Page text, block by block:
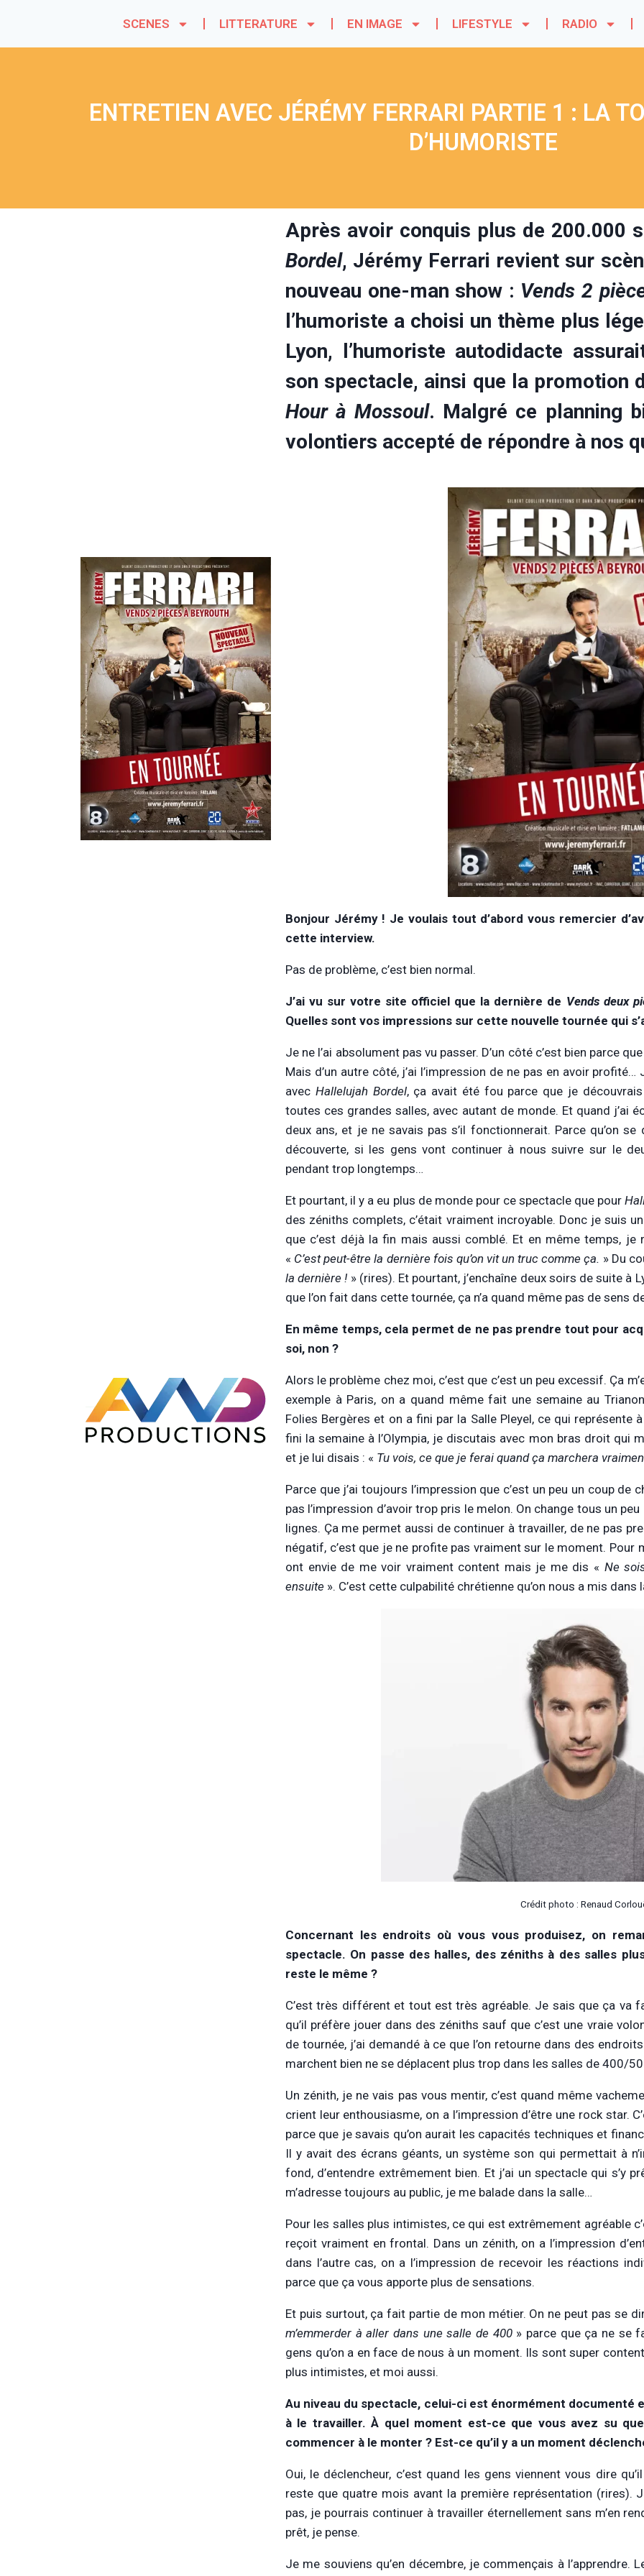
SCENES LITTERATURE EN IMAGE LIFESTYLE RADIO
ENTRETIEN AVEC JÉRÉMY FERRARI PARTIE 1 : LA
D’HUMORISTE
Après avoir conquis plus de 200.000
Bordel, Jérémy Ferrari revient sur
nouveau one-man show : Vends 2
l’humoriste a choisi un thème plus
Lyon, l’humoriste autodidacte
son spectacle, ainsi que la
Hour à Mossoul. Malgré ce planning
volontiers accepté de répondre à nos
Bonjour Jérémy ! Je voulais tout d’abord vous remercier
cette interview.
Pas de problème, c’est bien normal.
J’ai vu sur votre site officiel que la dernière de Vends deux
Quelles sont vos impressions sur cette nouvelle tournée qui
Je ne l’ai absolument pas vu passer. D’un côté c’est bien parce
Mais d’un autre côté, j’ai l’impression de ne pas en avoir
avec Hallelujah Bordel, ça avait été fou parce que je
toutes ces grandes salles, avec autant de monde. Et quand j’ai
deux ans, et je ne savais pas s’il fonctionnerait. Parce qu’on
découverte, si les gens vont continuer à nous suivre sur le
pendant trop longtemps…
Et pourtant, il y a eu plus de monde pour ce spectacle que pour
des zéniths complets, c’était vraiment incroyable. Donc je suis
que c’est déjà la fin mais aussi comblé. Et en même temps,
« C’est peut-être la dernière fois qu’on vit un truc comme ça. » Du
la dernière ! » (rires). Et pourtant, j’enchaîne deux soirs de suite à
que l’on fait dans cette tournée, ça n’a quand même pas de sens
En même temps, cela permet de ne pas prendre tout pour
soi, non ?
Alors le problème chez moi, c’est que c’est un peu excessif. Ça
exemple à Paris, on a quand même fait une semaine au
Folies Bergères et on a fini par la Salle Pleyel, ce qui représente
fini la semaine à l’Olympia, je discutais avec mon bras droit qui
et je lui disais : « Tu vois, ce que je ferai quand ça marchera
Parce que j’ai toujours l’impression que c’est un peu un coup de
pas l’impression d’avoir trop pris le melon. On change tous un
lignes. Ça me permet aussi de continuer à travailler, de ne pas
négatif, c’est que je ne profite pas vraiment sur le moment. Pour
ont envie de me voir vraiment content mais je me dis « Ne
ensuite ». C’est cette culpabilité chrétienne qu’on nous a mis
Crédit photo : Renaud
Concernant les endroits où vous vous produisez, on
spectacle. On passe des halles, des zéniths à des salles
reste le même ?
C’est très différent et tout est très agréable. Je sais que ça va
qu’il préfère jouer dans des zéniths sauf que c’est une vraie
de tournée, j’ai demandé à ce que l’on retourne dans des
marchent bien ne se déplacent plus trop dans les salles de 400/
Un zénith, je ne vais pas vous mentir, c’est quand même
crient leur enthousiasme, on a l’impression d’être une rock star.
parce que je savais qu’on aurait les capacités techniques et
Il y avait des écrans géants, un système son qui permettait à
fond, d’entendre extrêmement bien. Et j’ai un spectacle qui s’y
m’adresse toujours au public, je me balade dans la salle…
Pour les salles plus intimistes, ce qui est extrêmement agréable
reçoit vraiment en frontal. Dans un zénith, on a l’impression
dans l’autre cas, on a l’impression de recevoir les réactions
parce que ça vous apporte plus de sensations.
Et puis surtout, ça fait partie de mon métier. On ne peut pas se
m’emmerder à aller dans une salle de 400» parce que ça ne se
gens qu’on a en face de nous à un moment. Ils sont super
plus intimistes, et moi aussi.
Au niveau du spectacle, celui-ci est énormément documenté
à le travailler. À quel moment est-ce que vous avez su
commencer à le monter ? Est-ce qu’il y a un moment
Oui, le déclencheur, c’est quand les gens viennent vous dire
reste que quatre mois avant la première représentation (rires).
pas, je pourrais continuer à travailler éternellement sans m’en
prêt, je pense.
Je me souviens qu’en décembre, je commençais à